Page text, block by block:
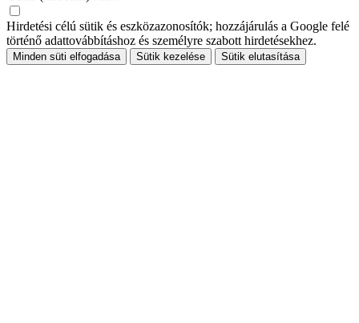
Hirdetési célú sütik és eszközazonosítók; hozzájárulás a Google felé
történő adattovábbításhoz és személyre szabott hirdetésekhez.
Minden süti elfogadása Sütik kezelése Sütik elutasítása